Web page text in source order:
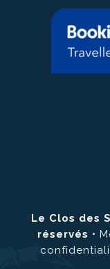
Le Clos des
réservés •